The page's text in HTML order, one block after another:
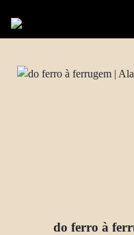
do ferro à